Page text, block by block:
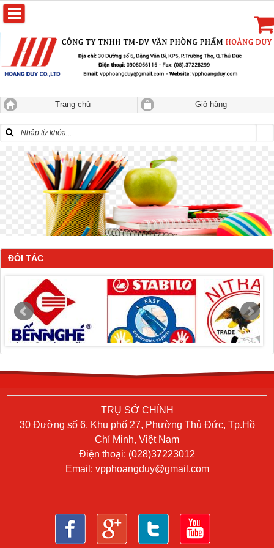
Trang chủ Giỏ hàng
ĐỐI TÁC
TRỤ SỞ CHÍNH
30 Đường số 6, Khu phố 27, Phường Thủ Đức, Tp.Hồ
Chí Minh, Việt Nam
Điện thoại: (028)37223012
Email: vpphoangduy@gmail.com